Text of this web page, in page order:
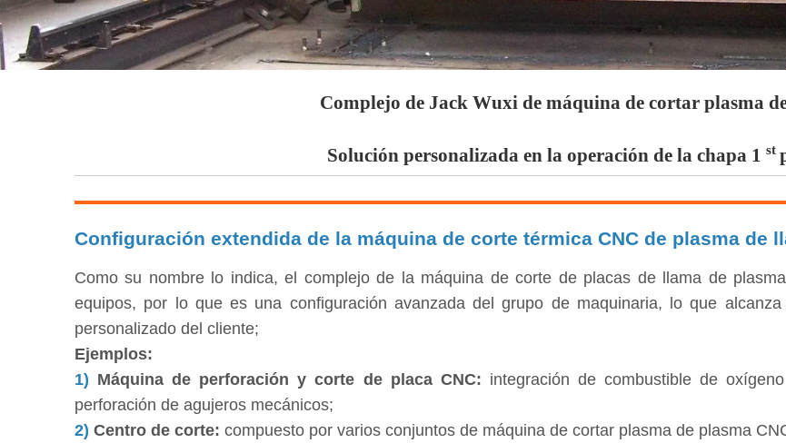
Complejo de Jack Wuxi de máquina de cortar plasma
Solución personalizada en la operación de la chapa 1 st
Configuración extendida de la máquina de corte térmica CNC de plasma de
Como su nombre lo indica, el complejo de la máquina de corte de placas de llama de
equipos, por lo que es una configuración avanzada del grupo de maquinaria, lo que
personalizado del cliente;
Ejemplos:
1) Máquina de perforación y corte de placa CNC: integración de combustible de
perforación de agujeros mecánicos;
2) Centro de corte: compuesto por varios conjuntos de máquina de cortar plasma de plasma